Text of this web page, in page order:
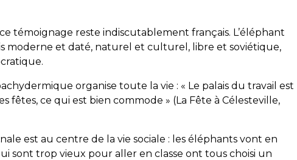
témoignage reste indiscutablement français. L’éléphant
moderne et daté, naturel et culturel, libre et soviétique,
organise toute la vie : « Le palais du travail est
fêtes, ce qui est bien commode » (La Fête à Célesteville,
est au centre de la vie sociale : les éléphants vont en
sont trop vieux pour aller en classe ont tous choisi un